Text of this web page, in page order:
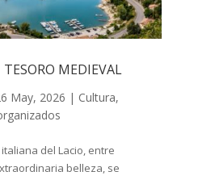
MEDIEVAL
May, 2026 | Cultura,
del Lacio, entre
belleza, se